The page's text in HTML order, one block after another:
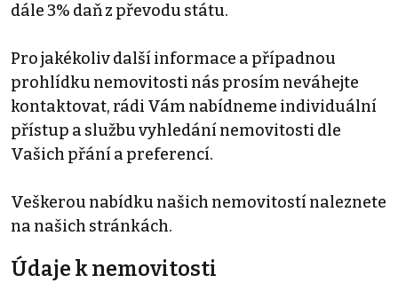
dále 3% daň z převodu státu.
Pro jakékoliv další informace a případnou
prohlídku nemovitosti nás prosím neváhejte
kontaktovat, rádi Vám nabídneme individuální
přístup a službu vyhledání nemovitosti dle
Vašich přání a preferencí.
Veškerou nabídku našich nemovitostí naleznete
na našich stránkách.
Údaje k nemovitosti